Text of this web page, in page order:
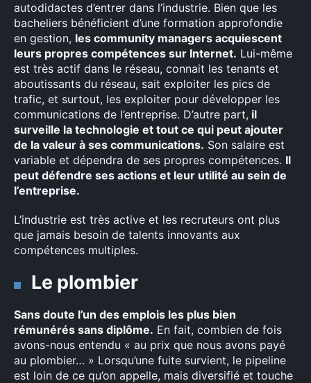
autodidactes d’entrer dans l’industrie. Bien que les
bacheliers bénéficient d’une formation approfondie
en gestion, les community managers acquiescent
leurs propres compétences sur Internet. Lui-même
est très actif dans le réseau, connait les tenants et
aboutissants du réseau, sait exploiter les pics de
trafic, et surtout, les exploiter pour développer les
communications de l’entreprise. D’autre part, il
surveille la technologie et tout ce qui peut ajouter
de la valeur à ses communications. Son salaire est
variable et dépendra de ses propres compétences. Il
peut défendre ses actions et leur utilité au sein de
l’entreprise.
L’industrie est très active et les recruteurs ont plus
que jamais besoin de talents innovants aux
compétences multiples.
Le plombier
Sans doute l’un des emplois les plus bien
rémunérés sans diplôme. En fait, combien de fois
avons-nous entendu « au prix que nous avons payé
au plombier… » Lorsqu’une fuite survient, le pipeline
est loin de ce qu’on appelle, mais diversifié et touche